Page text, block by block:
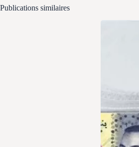
Publications similaires